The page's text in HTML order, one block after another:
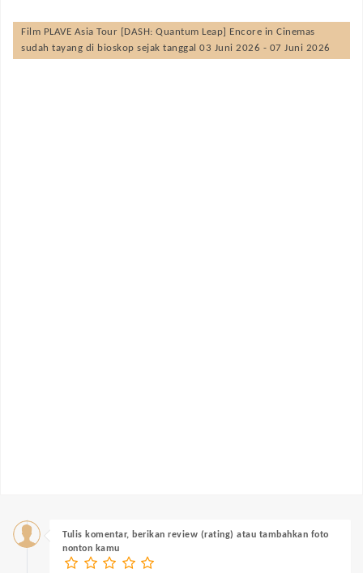
Film PLAVE Asia Tour [DASH: Quantum Leap] Encore in Cinemas
sudah tayang di bioskop sejak tanggal 03 Juni 2026 - 07 Juni 2026
Tulis komentar, berikan review (rating) atau tambahkan foto
nonton kamu